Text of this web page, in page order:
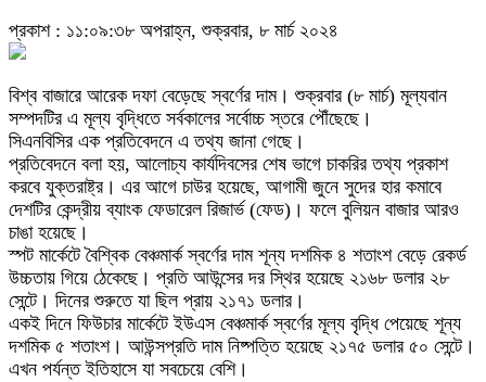
প্রকাশ : ১১:০৯:৩৮ অপরাহ্ন, শুক্রবার, ৮ মার্চ ২০২৪
বিশ্ব বাজারে আরেক দফা বেড়েছে স্বর্ণের দাম। শুক্রবার (৮ মার্চ) মূল্যবান
সম্পদটির এ মূল্য বৃদ্ধিতে সর্বকালের সর্বোচ্চ স্তরে পৌঁছেছে।
সিএনবিসির এক প্রতিবেদনে এ তথ্য জানা গেছে।
প্রতিবেদনে বলা হয়, আলোচ্য কার্যদিবসের শেষ ভাগে চাকরির তথ্য প্রকাশ
করবে যুক্তরাষ্ট্র। এর আগে চাউর হয়েছে, আগামী জুনে সুদের হার কমাবে
দেশটির কেন্দ্রীয় ব্যাংক ফেডারেল রিজার্ভ (ফেড)। ফলে বুলিয়ন বাজার আরও
চাঙা হয়েছে।
স্পট মার্কেটে বৈশ্বিক বেঞ্চমার্ক স্বর্ণের দাম শূন্য দশমিক ৪ শতাংশ বেড়ে রেকর্ড
উচ্চতায় গিয়ে ঠেকেছে। প্রতি আউন্সের দর স্থির হয়েছে ২১৬৮ ডলার ২৮
সেন্টে। দিনের শুরুতে যা ছিল প্রায় ২১৭১ ডলার।
একই দিনে ফিউচার মার্কেটে ইউএস বেঞ্চমার্ক স্বর্ণের মূল্য বৃদ্ধি পেয়েছে শূন্য
দশমিক ৫ শতাংশ। আউন্সপ্রতি দাম নিষ্পত্তি হয়েছে ২১৭৫ ডলার ৫০ সেন্টে।
এখন পর্যন্ত ইতিহাসে যা সবচেয়ে বেশি।